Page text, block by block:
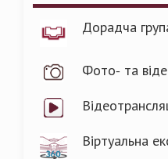
Дорадча
Фото- та
Віртуальна